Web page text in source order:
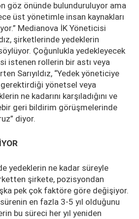
göz önünde bulunduruluyor ama
üst yönetimle insan kaynakları
Medianova İK Yöneticisi
şirketlerinde yedeklerin
Çoğunlukla yedekleyecek
istenen rollerin bir astı veya
Sarıyıldız, “Yedek yöneticiye
yönetsel veya
ne kadarını karşıladığını ve
geri bildirim görüşmelerinde
diyor.
yedeklerin ne kadar süreyle
şirkete, pozisyondan
pek çok faktöre göre değişiyor.
en fazla 3-5 yıl olduğunu
bu süreci her yıl yeniden